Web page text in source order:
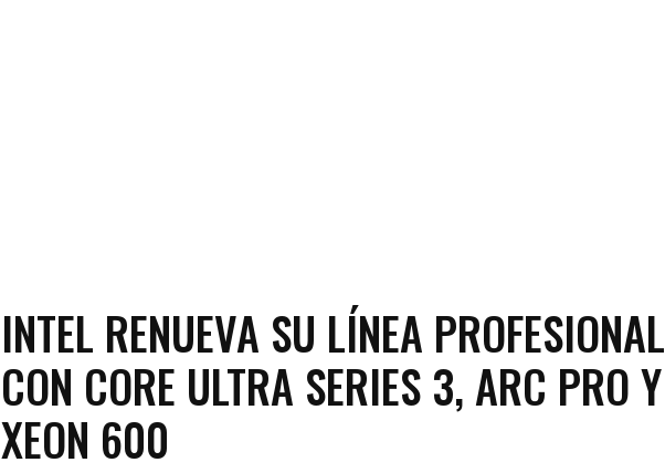
INTEL RENUEVA SU LÍNEA PROFESIONAL
CON CORE ULTRA SERIES 3, ARC PRO Y
XEON 600